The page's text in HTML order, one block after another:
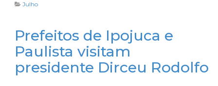
Julho
Prefeitos de Ipojuca e
Paulista visitam
presidente Dirceu Rodolfo